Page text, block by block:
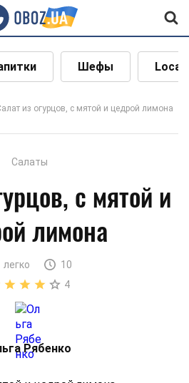
Шефы Local
из огурцов, с мятой и цедрой лимона
Салаты
с мятой и
лимона
легко
10
4
Рябенко